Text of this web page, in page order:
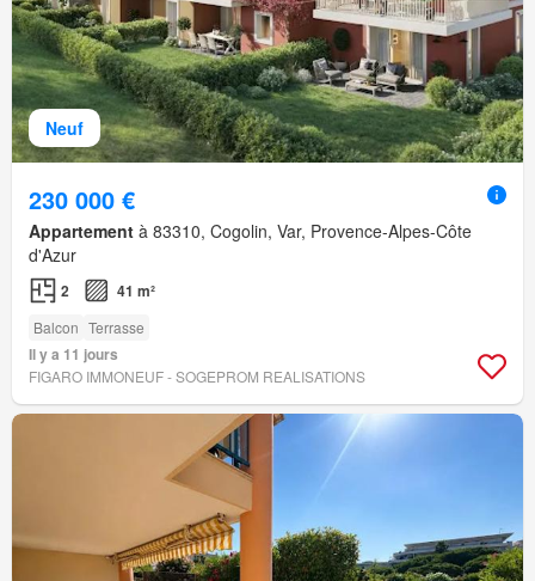
Neuf
230 000 €
Appartement à 83310, Cogolin, Var, Provence-Alpes-Côte
d'Azur
2 41 m²
Balcon Terrasse
Il y a 11 jours
FIGARO IMMONEUF - SOGEPROM REALISATIONS